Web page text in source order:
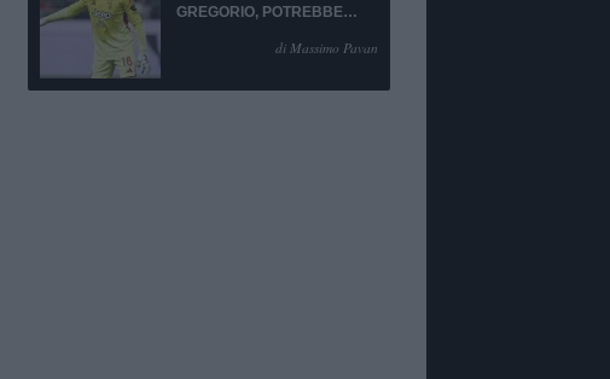
GREGORIO, POTREBBE
di Massimo Pavan